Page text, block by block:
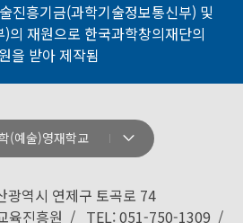
진흥기금(과학기술정보통신부) 및
의 재원으로 한국과학창의재단의
을 받아 제작됨
(예술)영재학교
원과학고등학교
북과학고등학교
광역시 연제구 토곡로 74
육진흥원 / TEL: 051-750-1309 /